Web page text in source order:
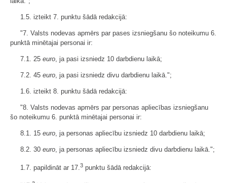
1.5. izteikt 7. punktu šādā redakcijā:
"7. Valsts nodevas apmērs par pases izsniegšanu šo noteikumu 6.
punktā minētajai personai ir:
7.1. 25 euro , ja pasi izsniedz 10 darbdienu laikā;
7.2. 45 euro , ja pasi izsniedz divu darbdienu laikā.";
1.6. izteikt 8. punktu šādā redakcijā:
"8. Valsts nodevas apmērs par personas apliecības izsniegšanu
šo noteikumu 6. punktā minētajai personai ir:
8.1. 15 euro , ja personas apliecību izsniedz 10 darbdienu laikā;
8.2. 30 euro , ja personas apliecību izsniedz divu darbdienu laikā.";
1.7. papildināt ar 17.3 punktu šādā redakcijā: